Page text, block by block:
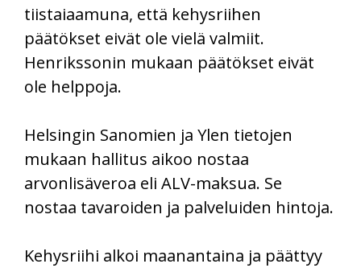
tiistaiaamuna, että kehysriihen
päätökset eivät ole vielä valmiit.
Henrikssonin mukaan päätökset eivät
ole helppoja.
Helsingin Sanomien ja Ylen tietojen
mukaan hallitus aikoo nostaa
arvonlisäveroa eli ALV-maksua. Se
nostaa tavaroiden ja palveluiden hintoja.
Kehysriihi alkoi maanantaina ja päättyy